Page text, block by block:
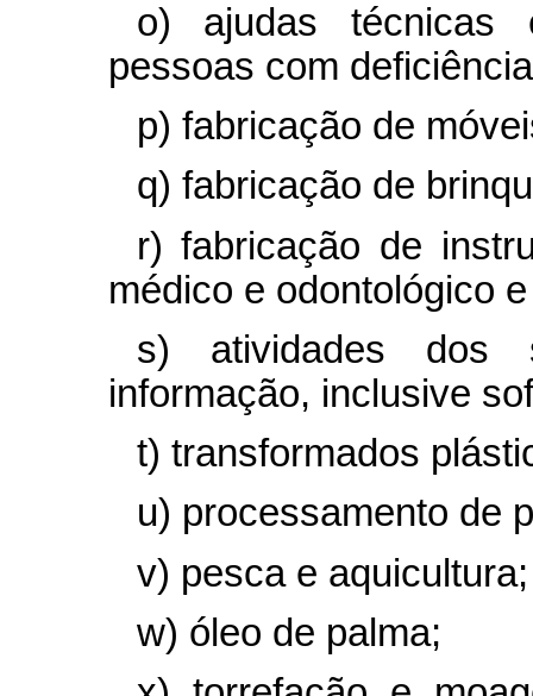
o) ajudas técnicas
pessoas com
p) fabricação de
q) fabricação de
r) fabricação de
médico e odontológico
s) atividades dos
informação, inclusive
t) transformados
u) processamento de
v) pesca e aquicultura;
w) óleo de palma;